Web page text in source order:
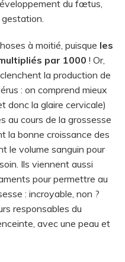
du fœtus,
à moitié, puisque les
par 1000 ! Or,
la production de
: on comprend mieux
donc la glaire cervicale)
au cours de la grossesse
la bonne croissance des
le volume sanguin pour
Ils viennent aussi
pour permettre au
: incroyable, non ?
responsables du
avec une peau et